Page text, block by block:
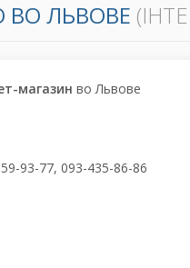
ВО ЛЬВОВЕ
магазин во Львове
93-77, 093-435-86-86